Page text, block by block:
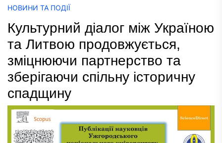
НОВИНИ ТА ПОДІЇ
Культурний діалог між Україною
та Литвою продовжується,
зміцнюючи партнерство та
зберігаючи спільну історичну
спадщину